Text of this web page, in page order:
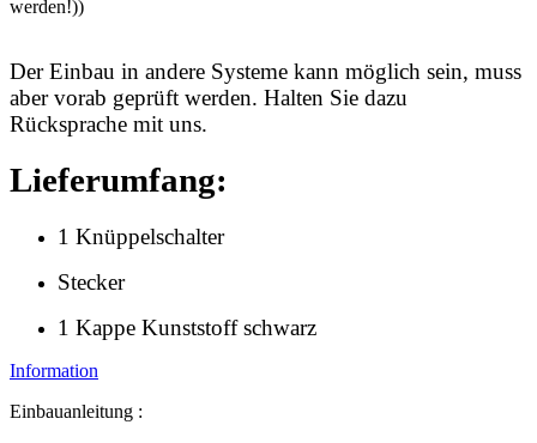
werden!))
Der Einbau in andere Systeme kann möglich sein, muss
aber vorab geprüft werden. Halten Sie dazu
Rücksprache mit uns.
Lieferumfang:
1 Knüppelschalter
Stecker
1 Kappe Kunststoff schwarz
Information
Einbauanleitung :